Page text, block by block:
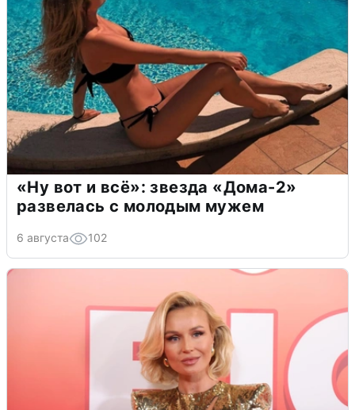
«Ну вот и всё»: звезда «Дома-2»
развелась с молодым мужем
6 августа 102